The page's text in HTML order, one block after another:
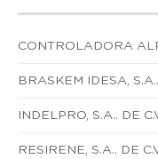
CONTROLADORA
BRASKEM IDESA,
INDELPRO, S.A.. DE
RESIRENE, S.A.. DE